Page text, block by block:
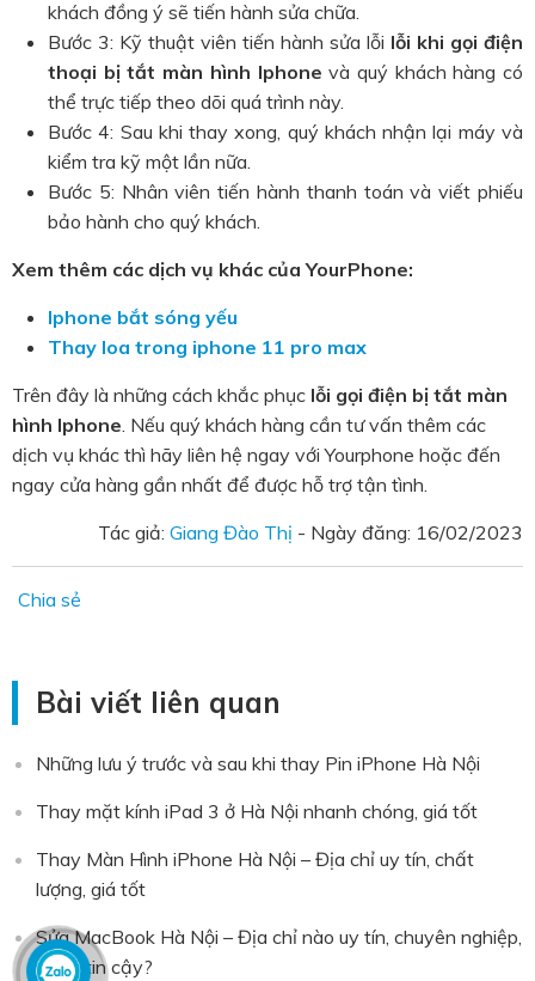
khách đồng ý sẽ tiến hành sửa chữa.
Bước 3: Kỹ thuật viên tiến hành sửa lỗi lỗi khi gọi điện
thoại bị tắt màn hình Iphone và quý khách hàng có
thể trực tiếp theo dõi quá trình này.
Bước 4: Sau khi thay xong, quý khách nhận lại máy và
kiểm tra kỹ một lần nữa.
Bước 5: Nhân viên tiến hành thanh toán và viết phiếu
bảo hành cho quý khách.
Xem thêm các dịch vụ khác của YourPhone:
Iphone bắt sóng yếu
Thay loa trong iphone 11 pro max
Trên đây là những cách khắc phục lỗi gọi điện bị tắt màn
hình Iphone. Nếu quý khách hàng cần tư vấn thêm các
dịch vụ khác thì hãy liên hệ ngay với Yourphone hoặc đến
ngay cửa hàng gần nhất để được hỗ trợ tận tình.
Tác giả: Giang Đào Thị - Ngày đăng: 16/02/2023
Chia sẻ
Bài viết liên quan
Những lưu ý trước và sau khi thay Pin iPhone Hà Nội
Thay mặt kính iPad 3 ở Hà Nội nhanh chóng, giá tốt
Thay Màn Hình iPhone Hà Nội – Địa chỉ uy tín, chất
lượng, giá tốt
Sửa MacBook Hà Nội – Địa chỉ nào uy tín, chuyên nghiệp,
đáng tin cậy?